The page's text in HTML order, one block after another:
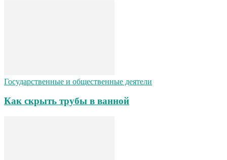
Государственные и общественные деятели
Как скрыть трубы в ванной